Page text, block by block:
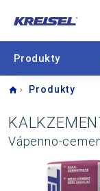
Produkty
Home
Produkty
Vápenno-